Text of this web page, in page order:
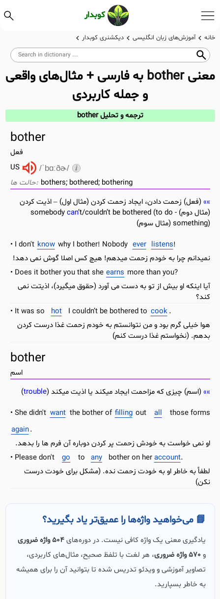
کوبدار
خانه آموزش‌های زبان انگلیسی دیکشنری کوبدار
معنیbother به فارسی + مثال‌های واقعی
و جمله کاربردی
ترجمه و تحلیل bother
bother
فعل
US
/ˈbɑːðɚ/
bothers; bothered; bothering
(فعل) زحمت دادن، ایجاد زحمت کردن (مثال اول) – اذیت کردن
(مثال دوم) - somebody
can’t/couldn’t be bothered (to do
something) (مثال سوم)
I don't know why I bother! Nobody ever listens!
نمیدانم چرا به خودم زحمت میدهم! هیچ کس اصلا گوش نمی دهد!
Does it bother you that she earns more than you?
آیا اینکه او بیش از تو به دست می آورد (حقوق میگیرد)، اذیتت نمی
کند؟
It was so
hot I couldn’t be bothered to cook .
هوا خیلی گرم بود و من نتوانستم به خودم زحمت غذا درست کردن
بدهم. (نخواستم غذا درست کنم)
bother
اسم
(اسم) چیزی که مزاحمت ایجاد میکند یا اذیت میکند (trouble
)
She didn't want the bother of filling out all
those forms
again.
او نمی خواست به خودش زحمت پر کردن دوباره آن فرم ها را بدهد.
Please don't
go to any bother on heraccount.
لطفاً به خاطر او به خودت زحمت نده. (مشکل برای خودت درست
نکن)
📘 می‌خواهید واژه‌ها را عمیق‌تر یاد بگیرید؟
یادگیری معنی یک واژه کافی نیست. در دوره‌های504 واژه ضروری
و 570 واژه ضروری
، هر لغت با تلفظ صحیح، مثال‌های کاربردی،
تصاویر آموزشی و ویدئو تدریس شده تا بتوانید آن را برای همیشه
به خاطر بسپارید.